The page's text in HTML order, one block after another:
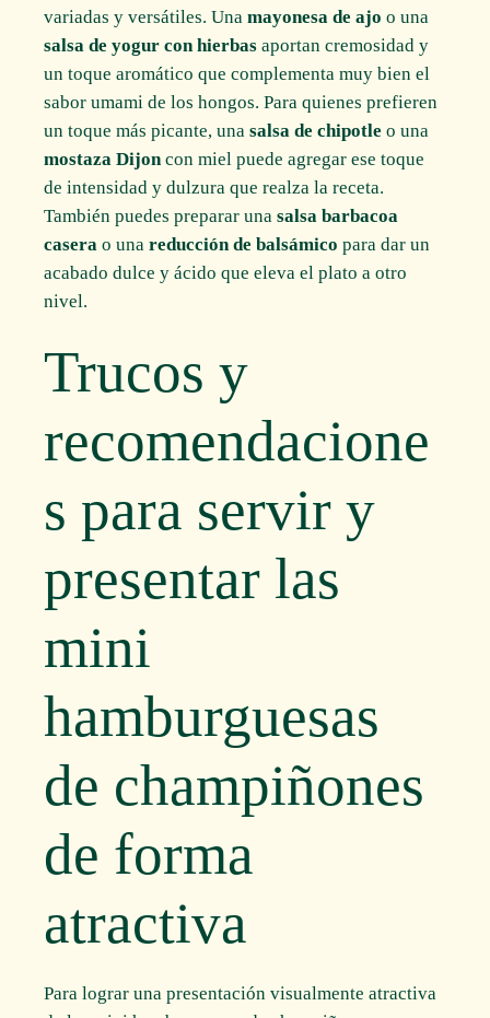
variadas y versátiles. Unamayonesa de ajo o una
salsa de yogur con hierbas aportan cremosidad y
un toque aromático que complementa muy bien el
sabor umami de los hongos. Para quienes prefieren
un toque más picante, unasalsa de chipotle o una
mostaza Dijon con miel puede agregar ese toque
de intensidad y dulzura que realza la receta.
También puedes preparar unasalsa barbacoa
casera o unareducción de balsámico para dar un
acabado dulce y ácido que eleva el plato a otro
nivel.
Trucos y
recomendacione
s para servir y
presentar las
mini
hamburguesas
de champiñones
de forma
atractiva
Para lograr una presentación visualmente atractiva